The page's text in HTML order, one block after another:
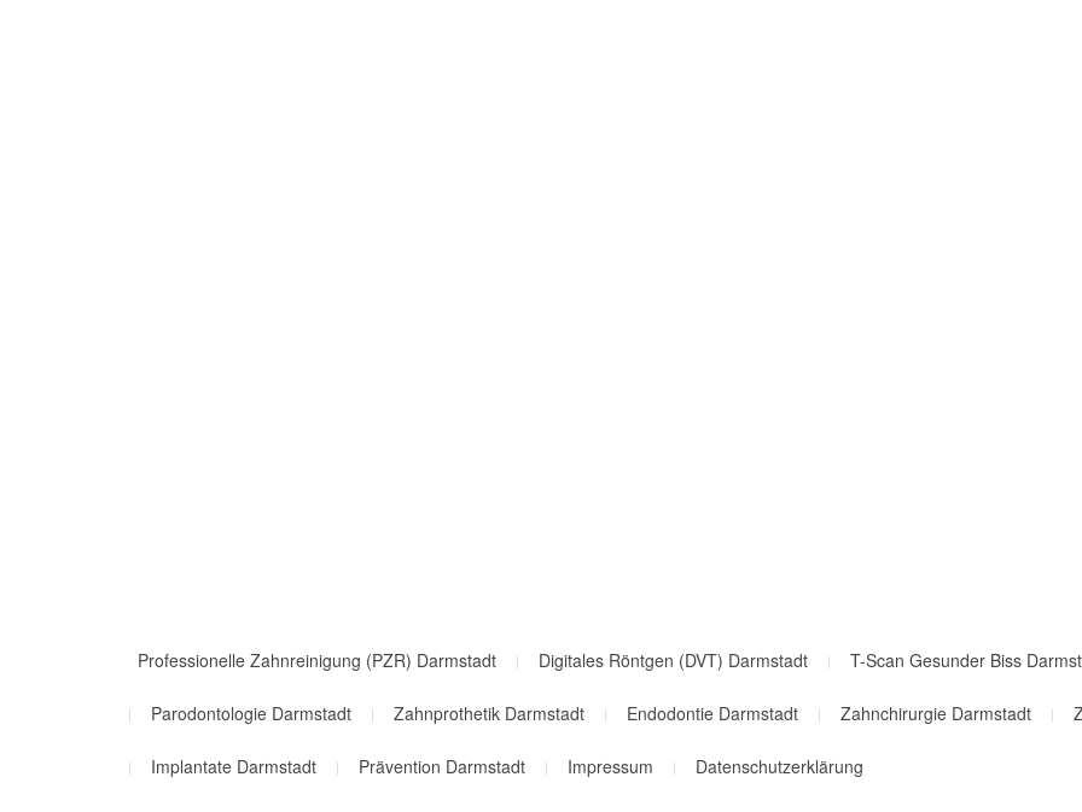
Professionelle Zahnreinigung (PZR) Darmstadt Digitales Röntgen (DVT) Darmstadt T-Scan Gesunder Biss
Parodontologie Darmstadt Zahnprothetik Darmstadt Endodontie Darmstadt Zahnchirurgie Darmstadt
Implantate Darmstadt Prävention Darmstadt Impressum Datenschutzerklärung